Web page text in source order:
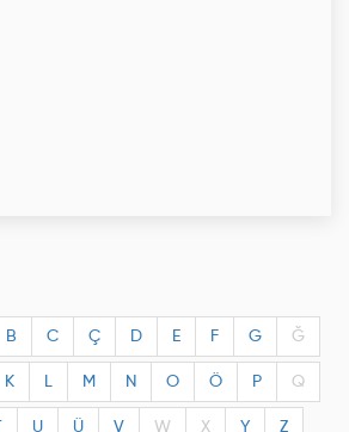
B C Ç D E F G Ğ
K L M N O Ö P Q
U Ü V W X Y Z